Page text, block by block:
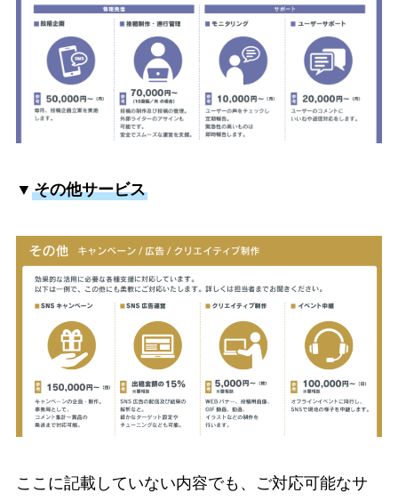
▼ その他サービス
ここに記載していない内容でも、ご対応可能なサ